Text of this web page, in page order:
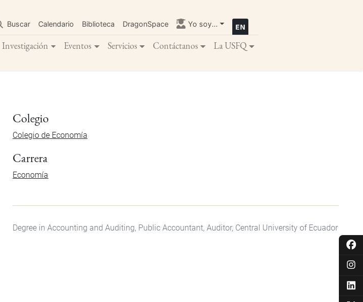
contenido
principal
Buscar Calendario Biblioteca DragonSpace Yo soy...
Investigación Eventos Servicios Contáctanos La USFQ
Colegio
Colegio de Economía
Carrera
Economía
Degree in Accounting and Auditing, Public Accountant, Auditor, Central University of Ecuador